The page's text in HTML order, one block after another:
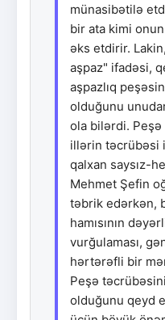
münasibətilə
bir ata kimi
əks etdirir.
aşpaz" ifadəsi,
aşpazlıq
olduğunu
ola bilərdi.
illərin təcrübəsi
qalxan saysız-
Mehmet Şefin
təbrik edərkən,
hamısının
vurğulaması,
hərtərəfli bir
Peşə
olduğunu qeyd